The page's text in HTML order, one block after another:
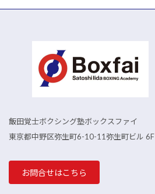
飯田覚士ボクシング塾ボックスファイ
東京都中野区弥生町6-10-11弥生町ビル 6F
お問合せはこちら